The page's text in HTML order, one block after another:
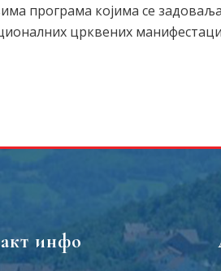
програма којима се
црквених
инфо